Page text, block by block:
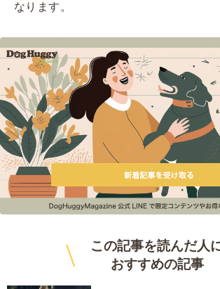
なります。
\
この記事を読んだ人
おすすめの記事